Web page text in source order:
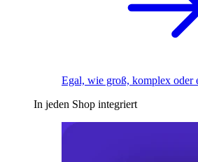
Egal, wie groß, komplex oder
In jeden Shop integriert